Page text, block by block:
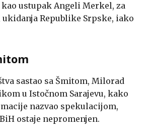
kao ustupak Angeli Merkel, za
Republike Srpske, iako
sastao sa Šmitom, Milorad
u Istočnom Sarajevu, kako
nazvao spekulacijom,
ostaje nepromenjen.